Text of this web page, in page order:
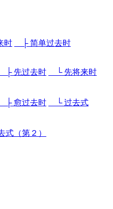
时
├ 简单过去时
├ 先过去时
└ 先将来时
├ 愈过去时
└ 过去式
（第２）